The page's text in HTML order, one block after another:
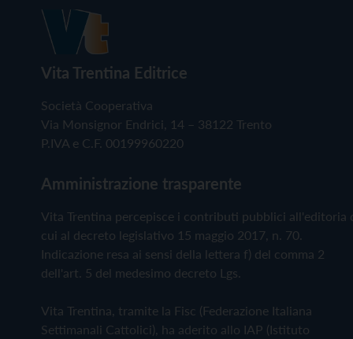
Vita Trentina Editrice
Società Cooperativa
Via Monsignor Endrici, 14 – 38122 Trento
P.IVA e C.F. 00199960220
Amministrazione trasparente
Vita Trentina percepisce i contributi pubblici all'editoria
cui al decreto legislativo 15 maggio 2017, n. 70.
Indicazione resa ai sensi della lettera f) del comma 2
dell'art. 5 del medesimo decreto Lgs.
Vita Trentina, tramite la Fisc (Federazione Italiana
Settimanali Cattolici), ha aderito allo IAP (Istituto